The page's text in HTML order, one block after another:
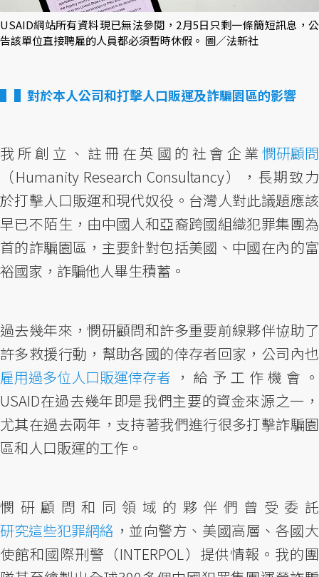
USAID網站所有資料現已無法參閱，2月5日只剩一條簡短訊息，公
告該單位直接聘雇的人員都必須暫時休假。 圖／法新社
▌對於本人公司和打擊人口販運及詐騙園區的影響
我所創立、註冊在英國的社會企業憫研顧問
（Humanity Research Consultancy），長期致力
於打擊人口販運和現代奴役。台灣人對此議題應該
早已不陌生，由中國人和亞裔跨國組織犯罪集團為
首的詐騙園區，主要針對包括美國、中國在內的富
裕國家，詐騙他人畢生積蓄。
過去幾年來，憫研顧問和許多重要前線夥伴協助了
許多救援行動，幫助各國的倖存者回家，公司內也
雇用過多位人口販運倖存者 ，給予工作機會。
USAID在過去幾年即是我們主要的資金來源之一，
尤其在過去兩年，支持著我們進行很多打擊詐騙園
區和人口販運的工作。
憫研顧問和同領域的夥伴們曾受委託
研究這些犯罪網絡 ，並向警方、美國高層、各國大
使館和國際刑警（INTERPOL）提供情報。我的團